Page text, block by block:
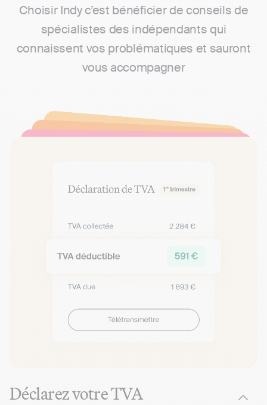
Choisir Indy c’est bénéficier de conseils de
spécialistes des indépendants qui
connaissent vos problématiques et sauront
vous accompagner
Déclarez votre TVA